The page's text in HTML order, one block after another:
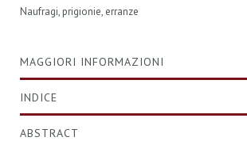
Naufragi, prigionie, erranze
MAGGIORI INFORMAZIONI
INDICE
ABSTRACT